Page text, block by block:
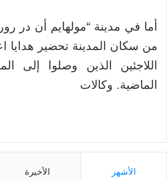
أما في مدينة “مولهايم أن در
من سكان المدينة تحضير هدايا
اللاجئين الذين وصلوا إلى
الماضية. وكالات
الأشهر الأخيرة